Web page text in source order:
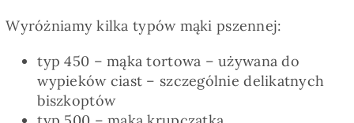
Wyróżniamy kilka typów mąki pszennej:
typ 450 – mąka tortowa – używana do
wypieków ciast – szczególnie delikatnych
biszkoptów